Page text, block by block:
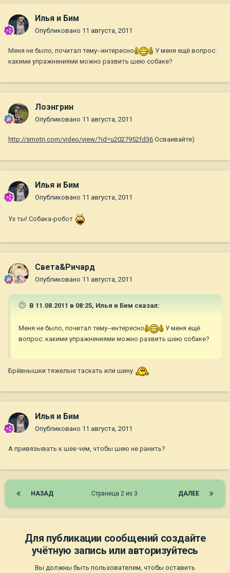
Илья и Бим
Опубликовано 11 августа, 2011
Меня не было, почитал тему--интересно
У меня ещё вопрос:
какими упражнениями можно развить шею собаке?
Лоэнгрин
Опубликовано 11 августа, 2011
http://smotri.com/video/view/?id=u2027952fd36 Осваивайте)
Илья и Бим
Опубликовано 11 августа, 2011
Ух ты! Собака-робот
Света&Ричард
Опубликовано 11 августа, 2011
В 11.08.2011 в 08:25, Илья и Бим сказал:
Меня не было, почитал тему--интересно
У меня ещё
вопрос: какими упражнениями можно развить шею собаке?
Брёвнышки тяжелые таскать или шину
Илья и Бим
Опубликовано 11 августа, 2011
А привязывать к шее чем, чтобы шею не ранить?
НАЗАД ДАЛЕЕ
Страница 2 из 3
Для публикации сообщений создайте
учётную запись или авторизуйтесь
Вы должны быть пользователем, чтобы оставить